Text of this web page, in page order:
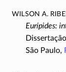
Wilson A.
Eurípides:
São Paulo,